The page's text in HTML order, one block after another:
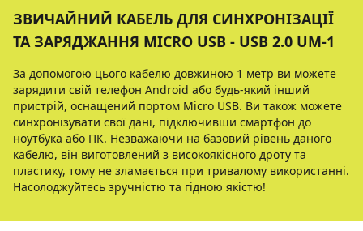
ЗВИЧАЙНИЙ КАБЕЛЬ ДЛЯ СИНХРОНІЗАЦІЇ
ТА ЗАРЯДЖАННЯ MICRO USB - USB 2.0 UM-1
За допомогою цього кабелю довжиною 1 метр ви можете
зарядити свій телефон Android або будь-який інший
пристрій, оснащений портом Micro USB. Ви також можете
синхронізувати свої дані, підключивши смартфон до
ноутбука або ПК. Незважаючи на базовий рівень даного
кабелю, він виготовлений з високоякісного дроту та
пластику, тому не зламається при тривалому використанні.
Насолоджуйтесь зручністю та гідною якістю!